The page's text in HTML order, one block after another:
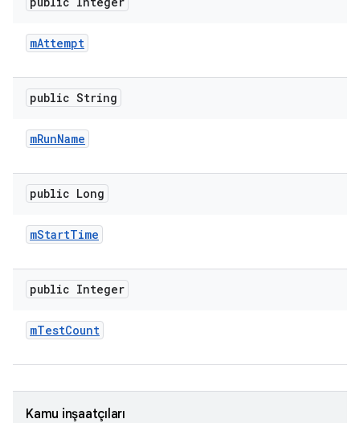
mAttempt
public String
mRunName
public Long
mStartTime
public Integer
mTestCount
Kamu inşaatçıları